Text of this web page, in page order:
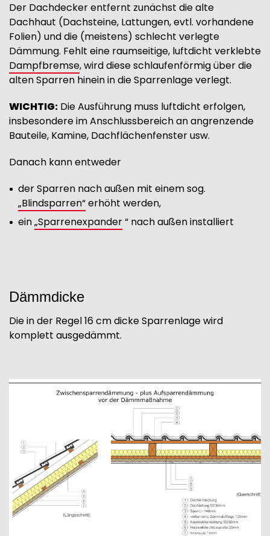
Der Dachdecker entfernt zunächst die alte
Dachhaut (Dachsteine, Lattungen, evtl. vorhandene
Folien) und die (meistens) schlecht verlegte
Dämmung. Fehlt eine raumseitige, luftdicht verklebte
Dampfbremse, wird diese schlaufenförmig über die
alten Sparren hinein in die Sparrenlage verlegt.
WICHTIG: Die Ausführung muss luftdicht erfolgen,
insbesondere im Anschlussbereich an angrenzende
Bauteile, Kamine, Dachflächenfenster usw.
Danach kann entweder
der Sparren nach außen mit einem sog.
„Blindsparren“erhöht werden,
ein„Sparrenexpander“ nach außen installiert
Dämmdicke
Die in der Regel 16 cm dicke Sparrenlage wird
komplett ausgedämmt.
Image